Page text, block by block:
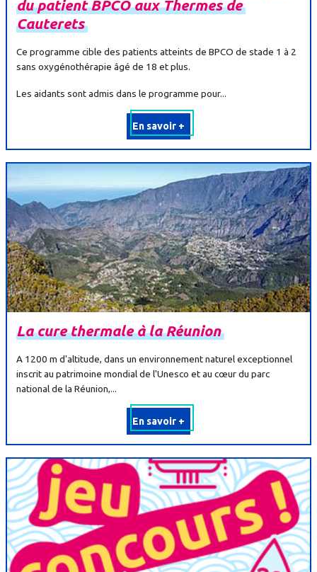
dupatientBPCOauxThermesde
Cauterets
Ce programme cible des patients atteints de BPCO de stade 1 à 2
sans oxygénothérapie âgé de 18 et plus.
Les aidants sont admis dans le programme pour...
En savoir +
LacurethermaleàlaRéunion
A 1200 m d'altitude, dans un environnement naturel exceptionnel
inscrit au patrimoine mondial de l'Unesco et au cœur du parc
national dela Réunion,...
En savoir +